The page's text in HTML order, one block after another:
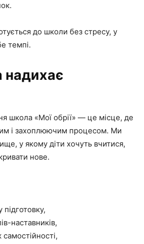
до школи без стресу, у
темпі.
надихає
школа «Мої обрії» — це місце, де
і захоплюючим процесом. Ми
у якому діти хочуть вчитися,
нове.
підготовку,
наставників,